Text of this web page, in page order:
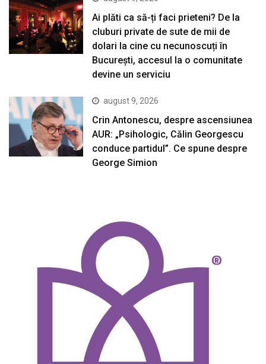
Ai plăti ca să-ți faci prieteni? De la
cluburi private de sute de mii de
dolari la cine cu necunoscuți în
București, accesul la o comunitate
devine un serviciu
august 9, 2026
Crin Antonescu, despre ascensiunea
AUR: „Psihologic, Călin Georgescu
conduce partidul”. Ce spune despre
George Simion